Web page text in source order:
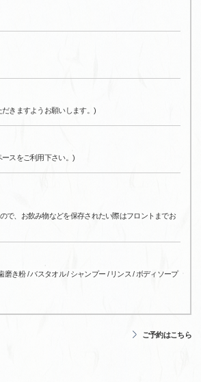
きますようお願いします。)
スをご利用下さい。)
で、お飲み物などを保存されたい際はフロントまでお
磨き粉 / バスタオル / シャンプー / リンス / ボディソープ
ご予約はこちら